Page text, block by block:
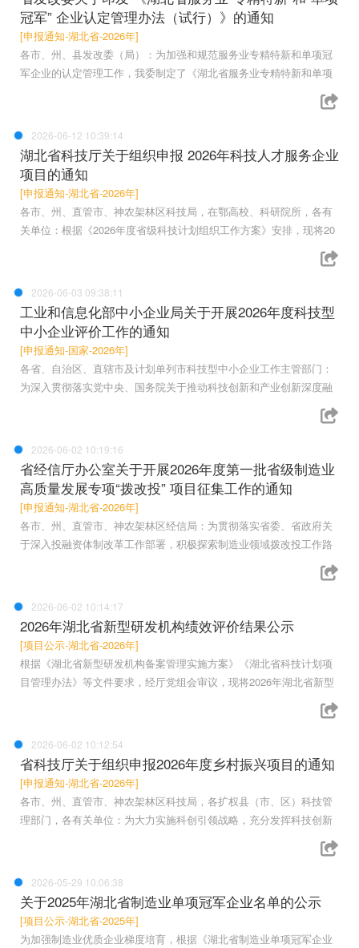
冠军” 企业认定管理办法（试行）》的通知
[申报通知-湖北省-2026年]
各市、州、县发改委（局）：为加强和规范服务业专精特新和单项冠
军企业的认定管理工作，我委制定了《湖北省服务业专精特新和单项
2026-06-12 10:39:14
湖北省科技厅关于组织申报 2026年科技人才服务企业
项目的通知
[申报通知-湖北省-2026年]
各市、州、直管市、神农架林区科技局，在鄂高校、科研院所，各有
关单位：根据《2026年度省级科技计划组织工作方案》安排，现将20
2026-06-03 09:38:11
工业和信息化部中小企业局关于开展2026年度科技型
中小企业评价工作的通知
[申报通知-国家-2026年]
各省、自治区、直辖市及计划单列市科技型中小企业工作主管部门：
为深入贯彻落实党中央、国务院关于推动科技创新和产业创新深度融
2026-06-02 10:19:16
省经信厅办公室关于开展2026年度第一批省级制造业
高质量发展专项“拨改投” 项目征集工作的通知
[申报通知-湖北省-2026年]
各市、州、直管市、神农架林区经信局：为贯彻落实省委、省政府关
于深入投融资体制改革工作部署，积极探索制造业领域拨改投工作路
2026-06-02 10:14:17
2026年湖北省新型研发机构绩效评价结果公示
[项目公示-湖北省-2026年]
根据《湖北省新型研发机构备案管理实施方案》《湖北省科技计划项
目管理办法》等文件要求，经厅党组会审议，现将2026年湖北省新型
2026-06-02 10:12:54
省科技厅关于组织申报2026年度乡村振兴项目的通知
[申报通知-湖北省-2026年]
各市、州、直管市、神农架林区科技局，各扩权县（市、区）科技管
理部门，各有关单位：为大力实施科创引领战略，充分发挥科技创新
2026-05-29 10:06:38
关于2025年湖北省制造业单项冠军企业名单的公示
[项目公示-湖北省-2025年]
为加强制造业优质企业梯度培育，根据《湖北省制造业单项冠军企业